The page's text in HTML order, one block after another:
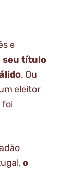
e
seu título
. Ou
eleitor
foi
o